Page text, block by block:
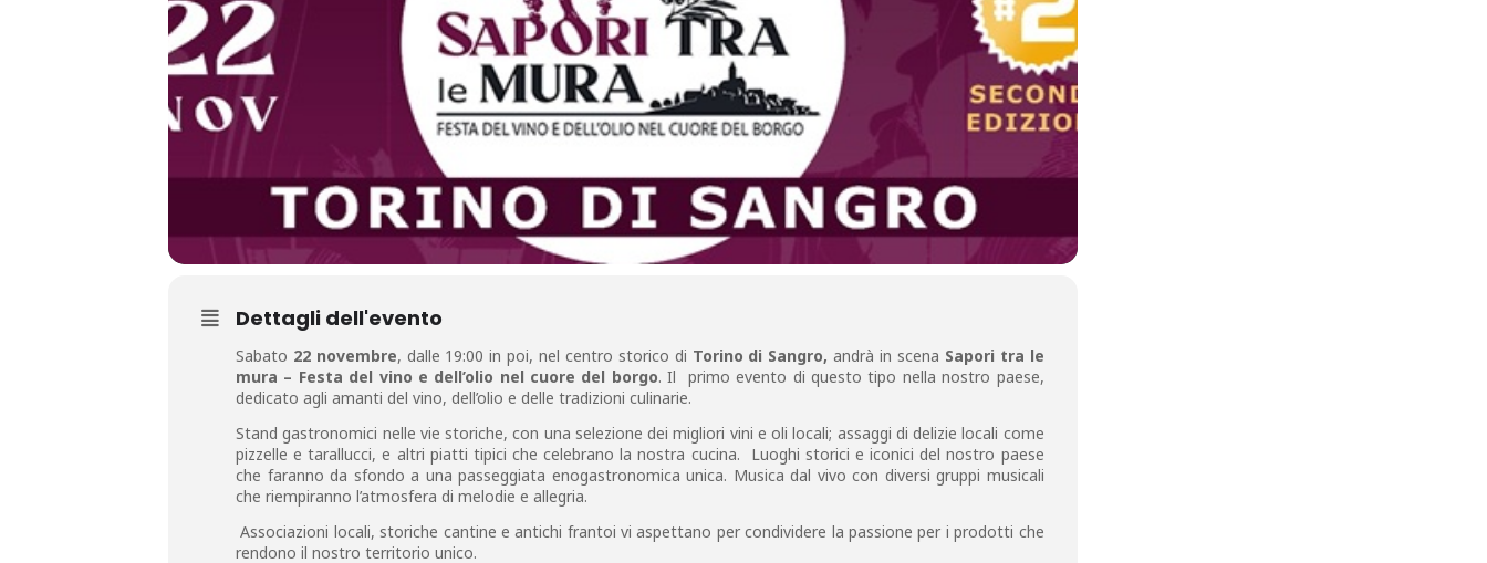
Dettagli dell'evento
Sabato 22 novembre, dalle 19:00 in poi, nel centro storico di Torino di Sangro, andrà in scena Sapori tra le
mura – Festa del vino e dell’olio nel cuore del borgo. Il primo evento di questo tipo nella nostro paese,
dedicato agli amanti del vino, dell’olio e delle tradizioni culinarie.
Stand gastronomici nelle vie storiche, con una selezione dei migliori vini e oli locali; assaggi di delizie locali come
pizzelle e tarallucci, e altri piatti tipici che celebrano la nostra cucina. ⁠Luoghi storici e iconici del nostro paese
che faranno da sfondo a una passeggiata enogastronomica unica. Musica dal vivo con diversi gruppi musicali
che riempiranno l’atmosfera di melodie e allegria.
Associazioni locali, storiche cantine e antichi frantoi vi aspettano per condividere la passione per i prodotti che
rendono il nostro territorio unico.